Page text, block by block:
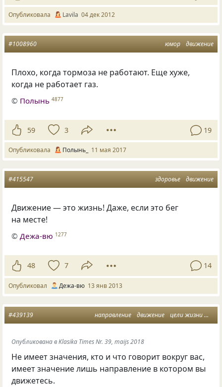
Опубликовала Lavila 04 дек 2012
юмор движение
#1008960
Плохо, когда тормоза не работают. Еще хуже,
когда не работает газ.
© Полынь 4877
59 3 19
Опубликовала Полынь_ 11 мая 2017
здоровье движение
#415547
Движение — это жизнь! Даже, если это бег
на месте!
© Дежа-вю 1277
48 7 14
Опубликовал Дежа-вю 13 янв 2013
направление движение цели жизни
#439139
Опубликована в Klasika Times Nr. 39, maijs 2018
Не имеет значения, кто и что говорит вокруг вас,
имеет значение лишь направление в котором вы
движетесь.